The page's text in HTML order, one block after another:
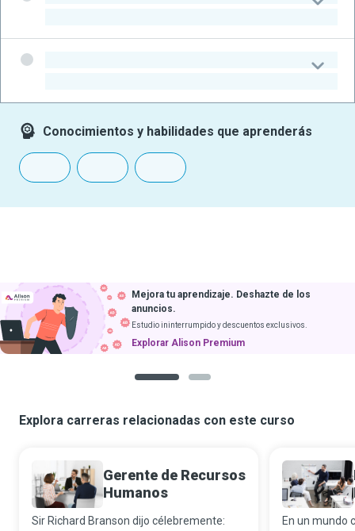
Conocimientos y habilidades que aprenderás
Mejora tu aprendizaje. Deshazte de los
anuncios.
Estudio ininterrumpido y descuentos exclusivos.
Explorar Alison Premium
Explora carreras relacionadas con este curso
Gerente de Recursos
Humanos
Sir Richard Branson dijo célebremente: En un mundo